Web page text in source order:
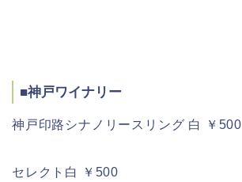
■神戸ワイナリー
神戸印路シナノリースリング 白 ￥500
セレクト白 ￥500